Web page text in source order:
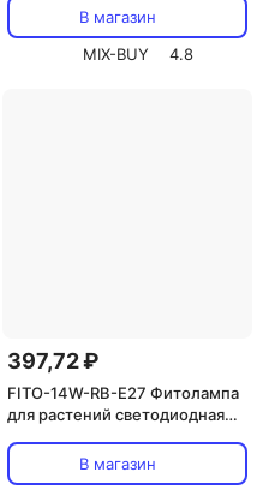
Форма A, прозрачная колба.
Материал корпуса пластик,
цена за 1 шт
В магазин
MIX-BUY
4.8
397,72 ₽
FITO-14W-RB-E27 Фитолампа
для растений светодиодная
синего спектра 14 Вт Е27, цена
за 1 шт
В магазин